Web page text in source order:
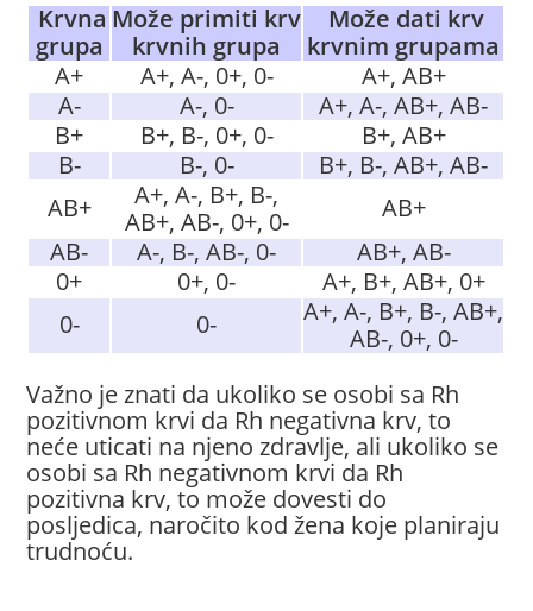
Krvna
grupa
Može primiti krv
krvnih grupa
Može dati krv
krvnim grupama
A+
A+, A-, 0+, 0-
A+, AB+
A-
A-, 0-
A+, A-, AB+, AB-
B+
B+, B-, 0+, 0-
B+, AB+
B-
B-, 0-
B+, B-, AB+, AB-
AB+
A+, A-, B+, B-,
AB+, AB-, 0+, 0-
AB+
AB-
A-, B-, AB-, 0-
AB+, AB-
0+
0+, 0-
A+, B+, AB+, 0+
0-
0-
A+, A-, B+, B-, AB+,
AB-, 0+, 0-
Važno je znati da ukoliko se osobi sa Rh
pozitivnom krvi da Rh negativna krv, to
neće uticati na njeno zdravlje, ali ukoliko se
osobi sa Rh negativnom krvi da Rh
pozitivna krv, to može dovesti do
posljedica, naročito kod žena koje planiraju
trudnoću.